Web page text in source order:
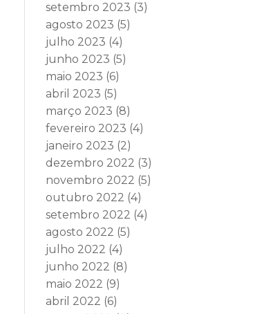
setembro 2023 (3)
agosto 2023 (5)
julho 2023 (4)
junho 2023 (5)
maio 2023 (6)
abril 2023 (5)
março 2023 (8)
fevereiro 2023 (4)
janeiro 2023 (2)
dezembro 2022 (3)
novembro 2022 (5)
outubro 2022 (4)
setembro 2022 (4)
agosto 2022 (5)
julho 2022 (4)
junho 2022 (8)
maio 2022 (9)
abril 2022 (6)